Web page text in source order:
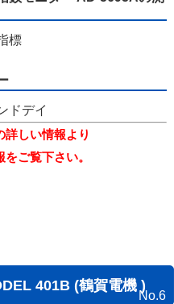
標
ドデイ
しい情報より
をご覧下さい。
401B (鶴賀電機 )
No.6